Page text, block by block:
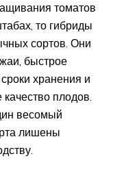
томатов
то гибриды
сортов. Они
быстрое
хранения и
плодов.
весомый
лишены